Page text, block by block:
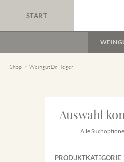
START
Shop Weingut Dr. Heger
Auswahl
Alle
PRODUKTKATEGORIE